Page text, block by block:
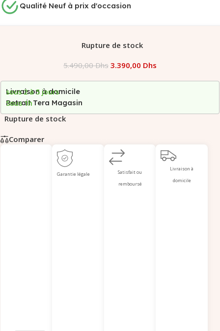
Qualité Neuf à prix d'occasion
Rupture de stock
5.490,00Dhs 3.390,00 Dhs
Livraison à domicile
sous 2 à 5 jours
Retrait Tera Magasin
Sous 1h
Rupture de stock
Comparer
Garantie légale
Satisfait ou
remboursé
Livraison à
domicile